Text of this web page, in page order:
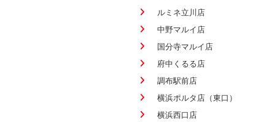
ルミネ立川店
中野マルイ店
国分寺マルイ店
府中くるる店
調布駅前店
横浜ポルタ店（東口）
横浜西口店